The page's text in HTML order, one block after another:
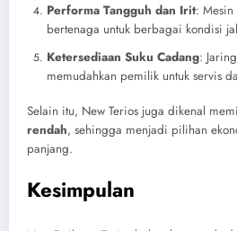
Performa Tangguh dan Irit: Mesin
bertenaga untuk berbagai kondisi
Ketersediaan Suku Cadang:
memudahkan pemilik untuk servis
Selain itu, New Terios juga dikenal
rendah, sehingga menjadi pilihan
panjang.
Kesimpulan